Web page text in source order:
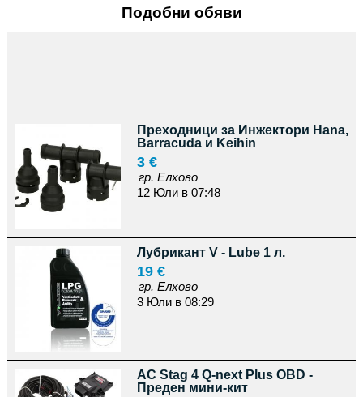
Подобни обяви
Преходници за Инжектори Hana,
Barracuda и Keihin
3 €
гр. Елхово
12 Юли в 07:48
Лубрикант V - Lube 1 л.
19 €
гр. Елхово
3 Юли в 08:29
AC Stag 4 Q-next Plus OBD -
Преден мини-кит